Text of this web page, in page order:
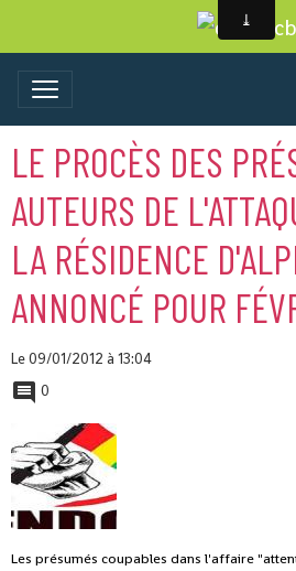
LE PROCÈS DES
AUTEURS DE
LA RÉSIDENCE
ANNONCÉ POUR
Le 09/01/2012 à 13:04
0
Les présumés coupables dans l'affaire